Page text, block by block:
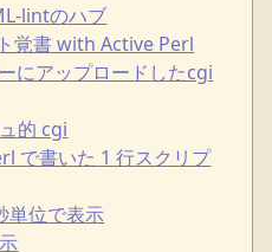
lintのハブ
覚書 with Active Perl
にアップロードしたcgi
的 cgi
で書いた 1 行スクリプ
単位で表示